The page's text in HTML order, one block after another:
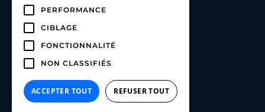
Carlo App | Linkedin
PERFORMANCE
CIBLAGE
FONCTIONNALITÉ
NON CLASSIFIÉS
ACCEPTER TOUT REFUSER TOUT